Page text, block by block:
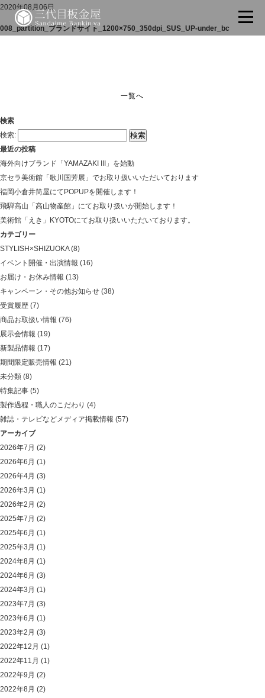
2020年08月06日
008_partition_ブランドサイト_1200×750_350dpi_SUS_UP-under_bc
一覧へ
検索
検索:
最近の投稿
海外向けブランド「YAMAZAKI III」を始動
京セラ美術館「歌川国芳展」でお取り扱いいただいております
福岡小倉井筒屋にてPOPUPを開催します！
飛騨高山「高山物産館」にてお取り扱いが開始します！
美術館「えき」KYOTOにてお取り扱いいただいております。
カテゴリー
STYLISH×SHIZUOKA(8)
イベント開催・出演情報 (16)
お届け・お休み情報 (13)
キャンペーン・その他お知らせ (38)
受賞履歴 (7)
商品お取扱い情報 (76)
展示会情報 (19)
新製品情報 (17)
期間限定販売情報 (21)
未分類 (8)
特集記事 (5)
製作過程・職人のこだわり (4)
雑誌・テレビなどメディア掲載情報 (57)
アーカイブ
2026年7月 (2)
2026年6月 (1)
2026年4月 (3)
2026年3月 (1)
2026年2月 (2)
2025年7月 (2)
2025年6月 (1)
2025年3月 (1)
2024年8月 (1)
2024年6月 (3)
2024年3月 (1)
2023年7月 (3)
2023年6月 (1)
2023年2月 (3)
2022年12月 (1)
2022年11月 (1)
2022年9月 (2)
2022年8月 (2)